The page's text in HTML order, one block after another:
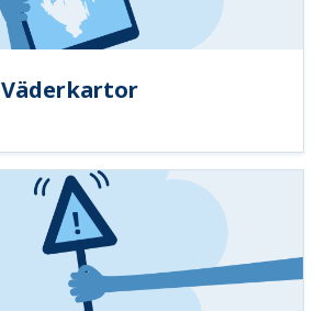
Väderkartor